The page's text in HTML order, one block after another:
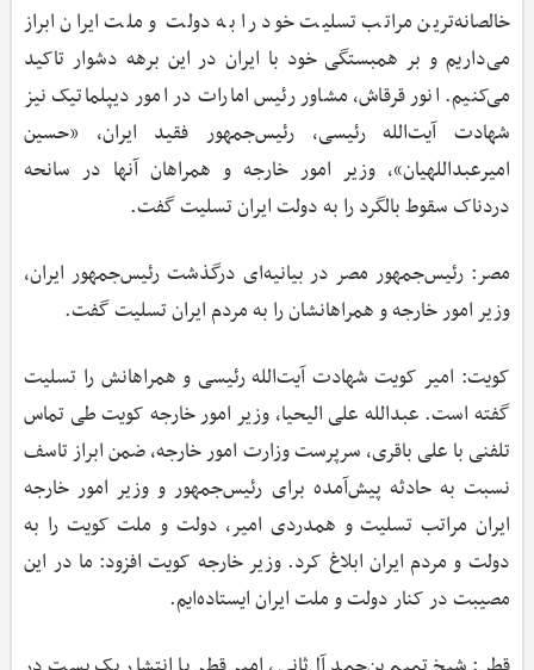
خالصانه‌ترین مراتب تسلیت خود را به دولت و ملت ایران ابراز
می‌داریم و بر همبستگی خود با ایران در این برهه دشوار تاکید
می‌کنیم. انور قرقاش، مشاور رئیس امارات در امور دیپلماتیک نیز
شهادت آیت‌الله رئیسی، رئیس‌جمهور فقید ایران، «حسین
امیرعبداللهیان»، وزیر امور خارجه و همراهان آنها در سانحه
دردناک سقوط بالگرد را به دولت ایران تسلیت گفت.
مصر: رئیس‌جمهور مصر در بیانیه‌ای درگذشت رئیس‌جمهور ایران،
وزیر امور خارجه و همراهانشان را به مردم ایران تسلیت گفت.
کویت: امیر کویت شهادت آیت‌الله رئیسی و همراهانش را تسلیت
گفته است. عبدالله علی الیحیا، وزیر امور خارجه کویت طی تماس
تلفنی با علی باقری، سرپرست وزارت امور خارجه، ضمن ابراز تاسف
نسبت به حادثه پیش‌آمده برای رئیس‌جمهور و وزیر امور خارجه
ایران مراتب تسلیت و همدردی امیر، دولت و ملت کویت را به
دولت و مردم ایران ابلاغ کرد. وزیر خارجه کویت افزود: ما در این
مصیبت در کنار دولت و ملت ایران ایستاده‌ایم.